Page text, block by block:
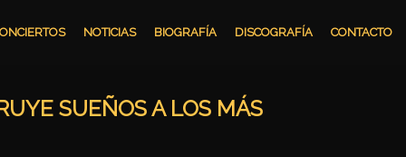
NOTICIAS BIOGRAFÍA DISCOGRAFÍA CONTACTO
SUEÑOS A LOS MÁS